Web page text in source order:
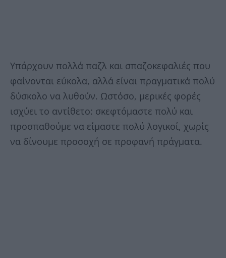
Υπάρχουν πολλά παζλ και σπαζοκεφαλιές που
φαίνονται εύκολα, αλλά είναι πραγματικά πολύ
δύσκολο να λυθούν. Ωστόσο, μερικές φορές
ισχύει το αντίθετο: σκεφτόμαστε πολύ και
προσπαθούμε να είμαστε πολύ λογικοί, χωρίς
να δίνουμε προσοχή σε προφανή πράγματα.